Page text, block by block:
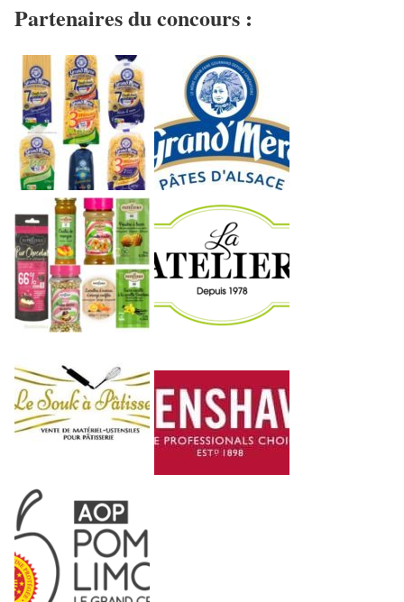
Partenaires du concours :